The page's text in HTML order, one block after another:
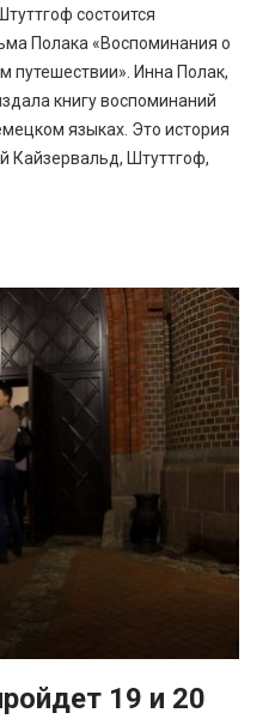
состоится
Полака «Воспоминания о
путешествии». Инна Полак,
книгу воспоминаний
языках. Это история
Кайзервальд, Штуттгоф,
19 и 20